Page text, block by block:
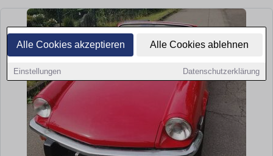
Alle Cookies akzeptieren Alle Cookies ablehnen
Einstellungen Datenschutzerklärung